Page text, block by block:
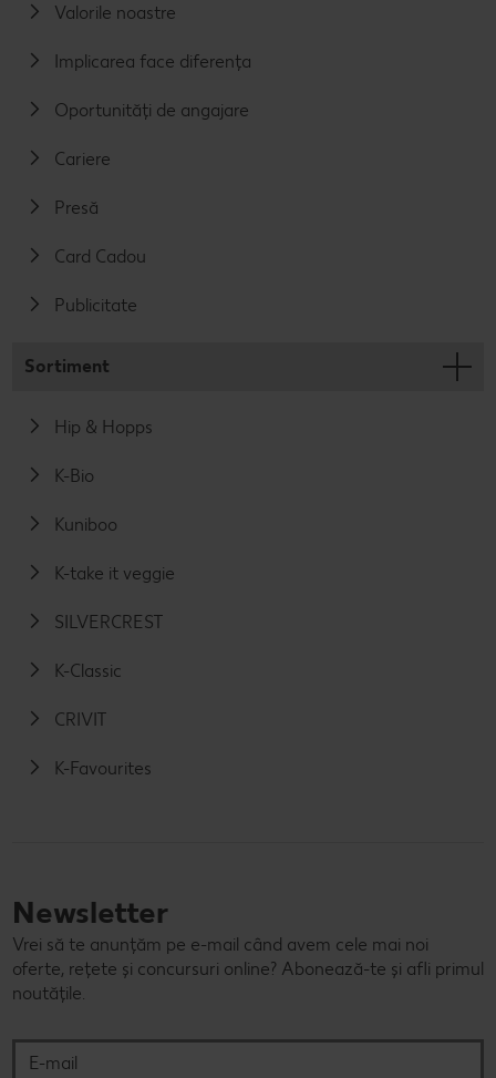
Valorile noastre
Implicarea face diferența
Oportunități de angajare
Cariere
Presă
Card Cadou
Publicitate
Sortiment
Hip & Hopps
K-Bio
Kuniboo
K-take it veggie
SILVERCREST
K-Classic
CRIVIT
K-Favourites
Newsletter
Vrei să te anunțăm pe e-mail când avem cele mai noi
oferte, rețete și concursuri online? Abonează-te și afli primul
noutățile.